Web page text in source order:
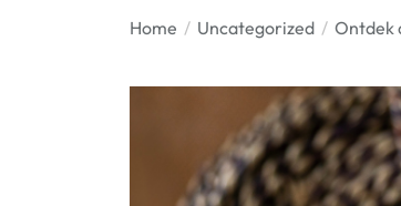
Home Uncategorized Ontdek